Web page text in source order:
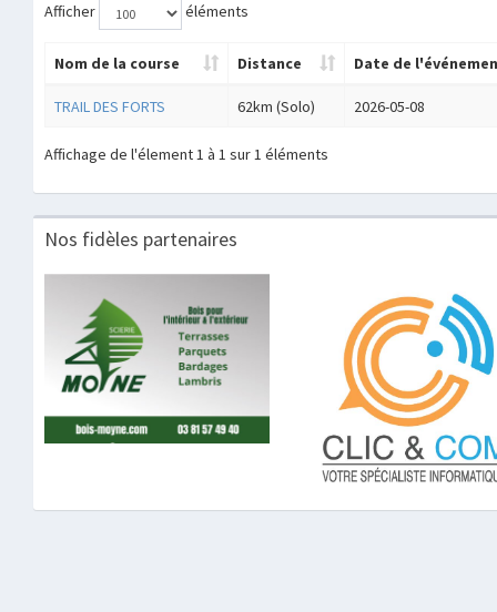
Afficher éléments
Nom de la course Distance Date de
TRAIL DES FORTS 62km (Solo) 2026-05-08
Affichage de l'élement 1 à 1 sur 1 éléments
Nos fidèles partenaires